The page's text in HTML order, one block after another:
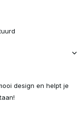
design en helpt je